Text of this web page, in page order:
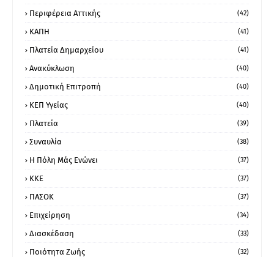
Περιφέρεια Αττικής (42)
ΚΑΠΗ (41)
Πλατεία Δημαρχείου (41)
Ανακύκλωση (40)
Δημοτική Επιτροπή (40)
ΚΕΠ Υγείας (40)
Πλατεία (39)
Συναυλία (38)
Η Πόλη Μάς Ενώνει (37)
ΚΚΕ (37)
ΠΑΣΟΚ (37)
Επιχείρηση (34)
Διασκέδαση (33)
Ποιότητα Ζωής (32)